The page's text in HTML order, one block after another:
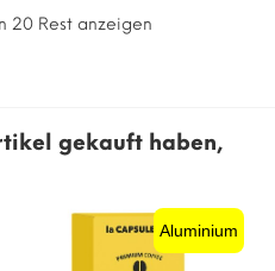
20 Rest anzeigen
gekauft haben,
Aluminium